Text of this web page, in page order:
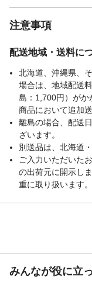
注意事項
配送地域・送料に
北海道、沖縄県、
場合は、地域配送
島：1,700円）がか
商品において追加
離島の場合、配送
ざいます。
別送品は、北海道
ご入力いただいた
の出荷元に開示し
重に取り扱います。
みんなが役に立